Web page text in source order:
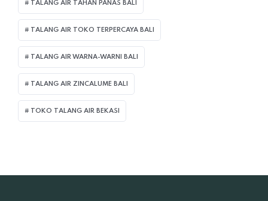
TALANG AIR TAHAN PANAS BALI
TALANG AIR TOKO TERPERCAYA BALI
TALANG AIR WARNA-WARNI BALI
TALANG AIR ZINCALUME BALI
TOKO TALANG AIR BEKASI